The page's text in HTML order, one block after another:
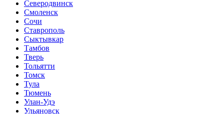
Северодвинск
Смоленск
Сочи
Ставрополь
Сыктывкар
Тамбов
Тверь
Тольятти
Томск
Тула
Тюмень
Улан-Удэ
Ульяновск